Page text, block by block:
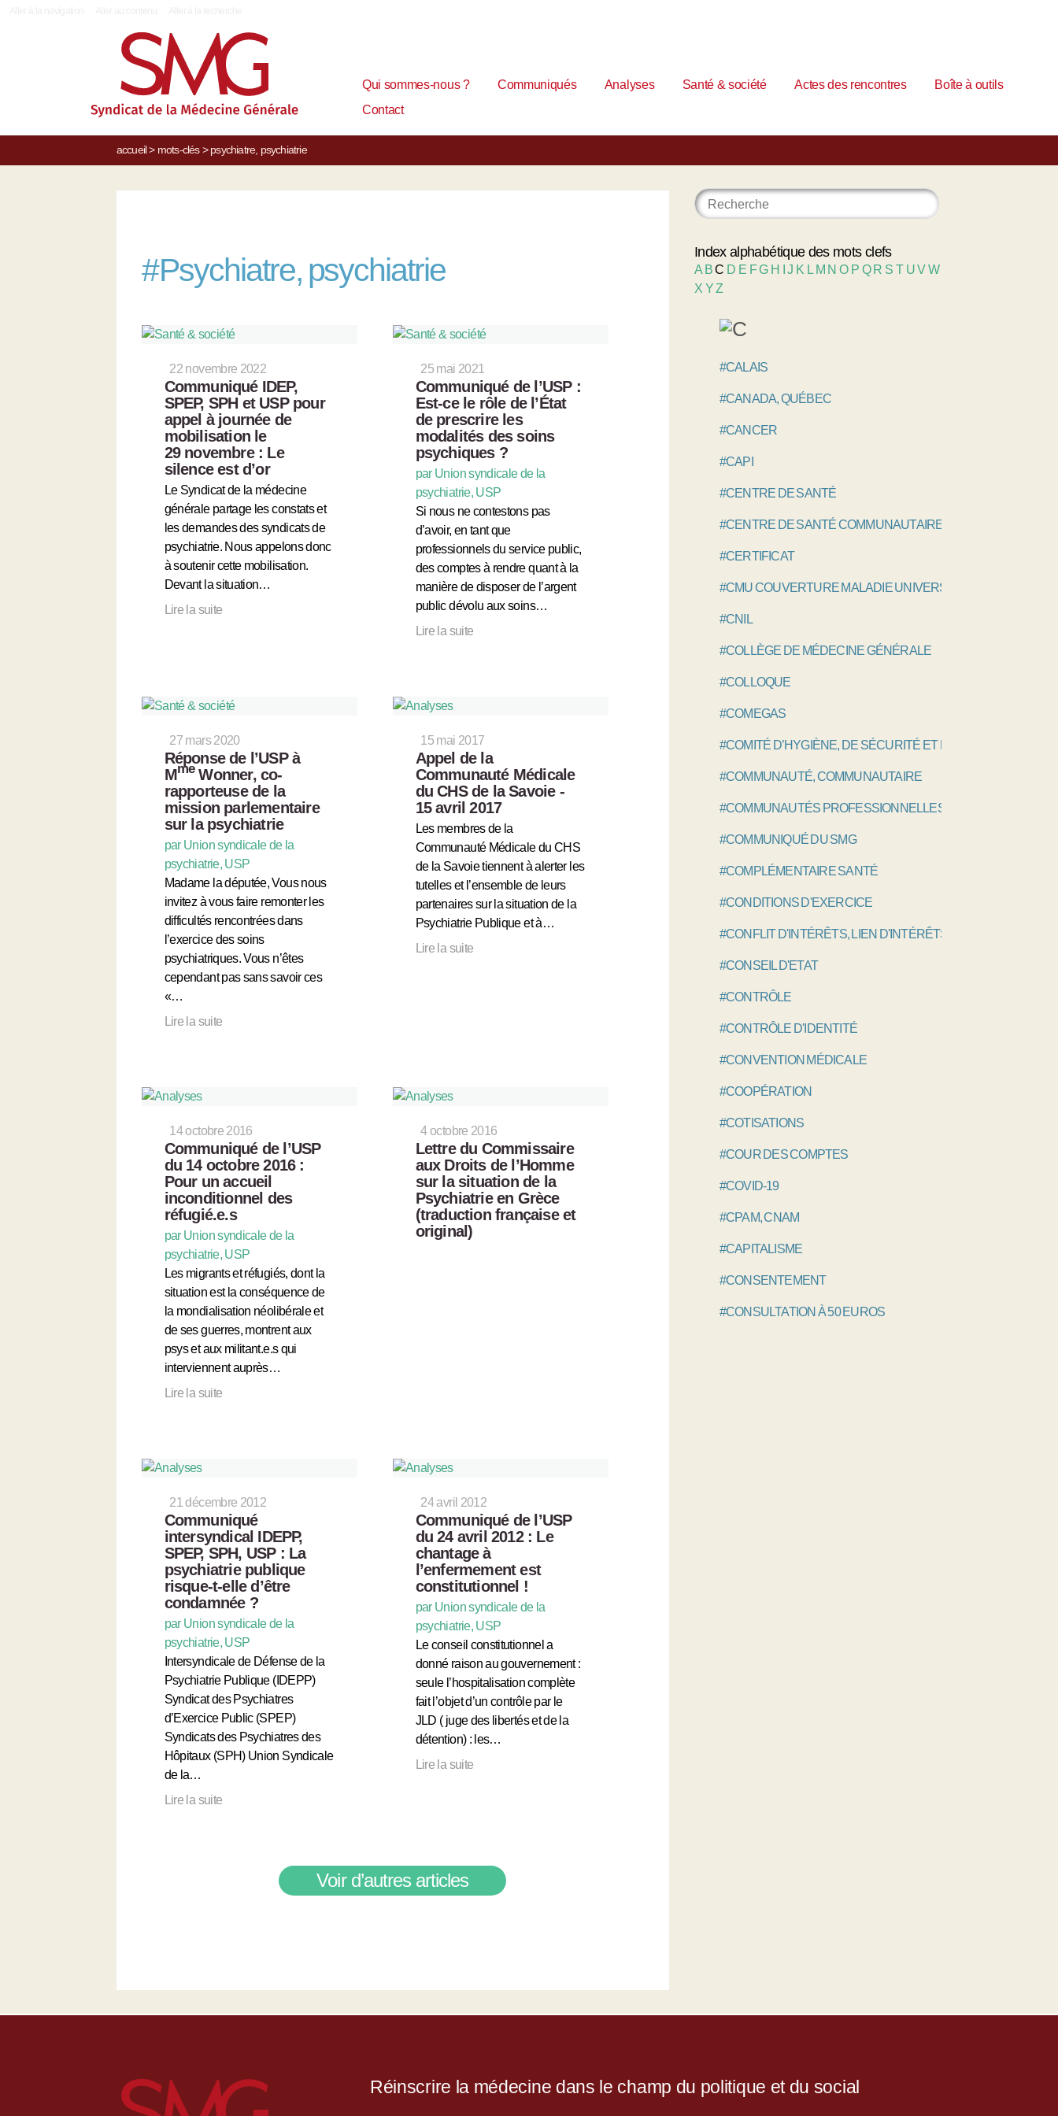
Qui sommes-nous ? Communiqués Analyses Santé & société Actes des rencontres
Boîte à outils
Contact
accueil> mots-clés> psychiatre, psychiatrie
#Psychiatre, psychiatrie
22 novembre 2022
Communiqué IDEP,
SPEP, SPH et USP pour
appel à journée de
mobilisation le
29 novembre : Le
silence est d’or
Le Syndicat de la médecine
générale partage les constats et
les demandes des syndicats de
psychiatrie. Nous appelons donc
à soutenir cette mobilisation.
Devant la situation…
Lire la suite
25 mai 2021
Communiqué de l’USP :
Est-ce le rôle de l’État
de prescrire les
modalités des soins
psychiques ?
par Union syndicale de la
psychiatrie, USP
Si nous ne contestons pas
d’avoir, en tant que
professionnels du service public,
des comptes à rendre quant à la
manière de disposer de l’argent
public dévolu aux soins…
Lire la suite
27 mars 2020
Réponse de l’USP à
MmeWonner, co-
rapporteuse de la
mission parlementaire
sur la psychiatrie
par Union syndicale de la
psychiatrie, USP
Madame la députée, Vous nous
invitez à vous faire remonter les
difficultés rencontrées dans
l’exercice des soins
psychiatriques. Vous n’êtes
cependant pas sans savoir ces
«…
Lire la suite
15 mai 2017
Appel de la
Communauté Médicale
du CHS de la Savoie -
15 avril 2017
Les membres de la
Communauté Médicale du CHS
de la Savoie tiennent à alerter les
tutelles et l’ensemble de leurs
partenaires sur la situation de la
Psychiatrie Publique et à…
Lire la suite
14 octobre 2016
Communiqué de l’USP
du 14 octobre 2016 :
Pour un accueil
inconditionnel des
réfugié.e.s
par Union syndicale de la
psychiatrie, USP
Les migrants et réfugiés, dont la
situation est la conséquence de
la mondialisation néolibérale et
de ses guerres, montrent aux
psys et aux militant.e.s qui
interviennent auprès…
Lire la suite
4 octobre 2016
Lettre du Commissaire
aux Droits de l’Homme
sur la situation de la
Psychiatrie en Grèce
(traduction française et
original)
21 décembre 2012
Communiqué
intersyndical IDEPP,
SPEP, SPH, USP : La
psychiatrie publique
risque-t-elle d’être
condamnée ?
par Union syndicale de la
psychiatrie, USP
Intersyndicale de Défense de la
Psychiatrie Publique (IDEPP)
Syndicat des Psychiatres
d’Exercice Public (SPEP)
Syndicats des Psychiatres des
Hôpitaux (SPH) Union Syndicale
de la…
Lire la suite
24 avril 2012
Communiqué de l’USP
du 24 avril 2012 : Le
chantage à
l’enfermement est
constitutionnel !
par Union syndicale de la
psychiatrie, USP
Le conseil constitutionnel a
donné raison au gouvernement :
seule l’hospitalisation complète
fait l’objet d’un contrôle par le
JLD ( juge des libertés et de la
détention) : les…
Lire la suite
Voir d’autres articles
Index alphabétique des mots clefs
A BC D E FG H IJ K L M NO P Q R S T UVW
X YZ
#CALAIS
#CANADA, QUÉBEC
#CANCER
#CAPI
#CENTRE DE SANTÉ
#CENTRE DE SANTÉ COMMUNAUTAIRE
#CERTIFICAT
#CMU COUVERTURE MALADIE UNIVERSELLE
#CNIL
#COLLÈGE DE MÉDECINE GÉNÉRALE
#COLLOQUE
#COMEGAS
#COMITÉ D’HYGIÈNE, DE SÉCURITÉ ET DES CONDITIONS
#COMMUNAUTÉ, COMMUNAUTAIRE
#COMMUNAUTÉS PROFESSIONNELLES TERRITORIALES
#COMMUNIQUÉ DU SMG
#COMPLÉMENTAIRE SANTÉ
#CONDITIONS D'EXERCICE
#CONFLIT D'INTÉRÊTS, LIEN D'INTÉRÊTS
#CONSEIL D'ETAT
#CONTRÔLE
#CONTRÔLE D'IDENTITÉ
#CONVENTION MÉDICALE
#COOPÉRATION
#COTISATIONS
#COUR DES COMPTES
#COVID-19
#CPAM, CNAM
#CAPITALISME
#CONSENTEMENT
#CONSULTATION À 50 EUROS
Réinscrire la médecine dans le champ du politique et du social